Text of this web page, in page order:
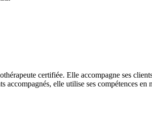
certifiée. Elle accompagne ses
accompagnés, elle utilise ses compétences